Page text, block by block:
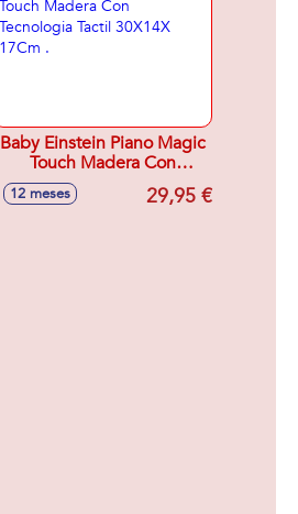
Baby Einstein Piano Magic
Touch Madera Con
Tecnologia Tactil 30X14X
17Cm .
12 meses 29,95 €